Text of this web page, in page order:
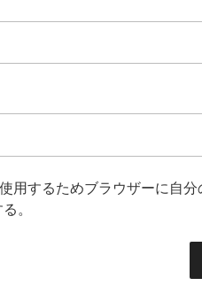
用するためブラウザーに自分
。